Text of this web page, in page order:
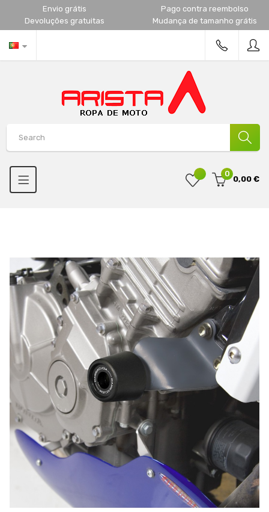
Envio grátis
Pago contra reembolso
Devoluções gratuitas
Mudança de tamanho grátis
0
0,00 €